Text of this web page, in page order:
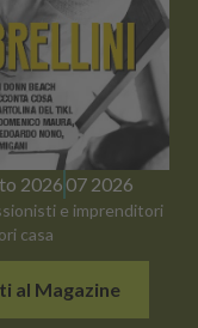
2026 07 2026
e imprenditori
casa
al Magazine